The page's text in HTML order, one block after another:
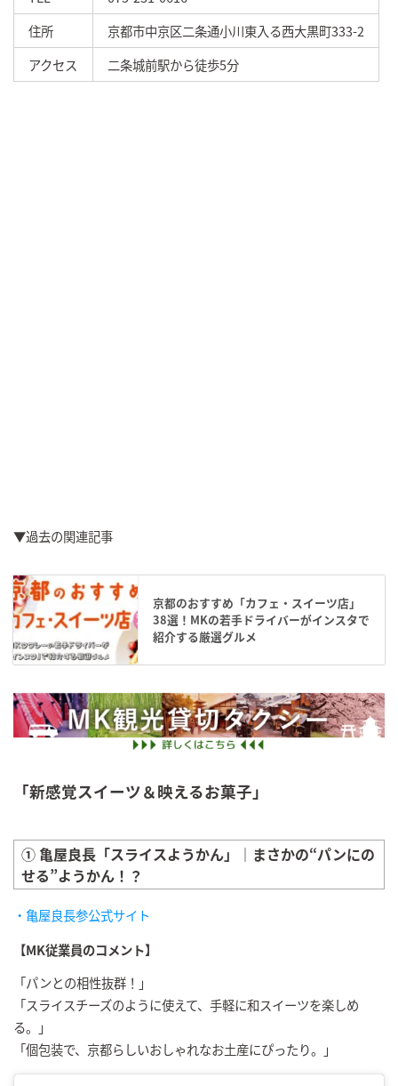
住所
京都市中京区二条通小川東入る西大黒町333-2
アクセス
二条城前駅から徒歩5分
▼過去の関連記事
京都のおすすめ「カフェ・スイーツ店」
38選！MKの若手ドライバーがインスタで
紹介する厳選グルメ
「新感覚スイーツ＆映えるお菓子」
① 亀屋良長「スライスようかん」｜まさかの“パンにの
せる”ようかん！？
・亀屋良長参公式サイト
【MK従業員のコメント】
「パンとの相性抜群！」
「スライスチーズのように使えて、手軽に和スイーツを楽しめ
る。」
「個包装で、京都らしいおしゃれなお土産にぴったり。」